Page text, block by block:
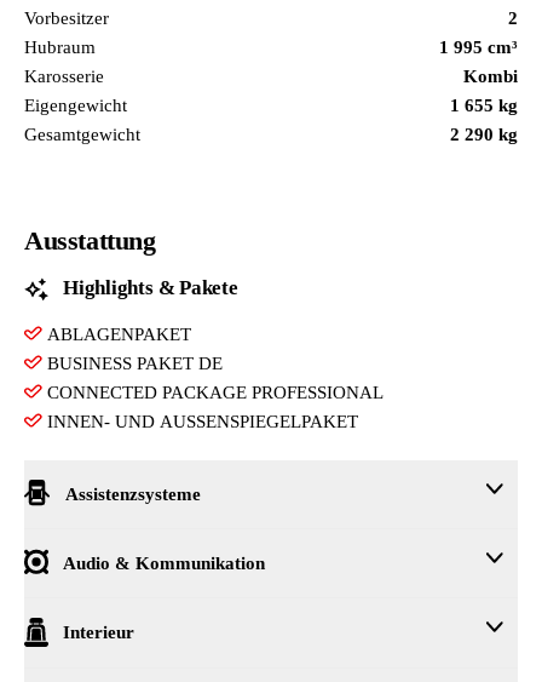
Vorbesitzer
2
Hubraum
1 995 cm³
Karosserie
Kombi
Eigengewicht
1 655 kg
Gesamtgewicht
2 290 kg
Ausstattung
Highlights & Pakete
ABLAGENPAKET
BUSINESS PAKET DE
CONNECTED PACKAGE PROFESSIONAL
INNEN- UND AUSSENSPIEGELPAKET
Assistenzsysteme
AKTIVER FUSSGAENGERSCHUTZ.
PARK DISTANCE CONTROL (PDC)
Audio & Kommunikation
DAB TUNER
Interieur